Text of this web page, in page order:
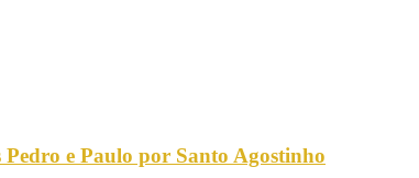
e Paulo por Santo Agostinho